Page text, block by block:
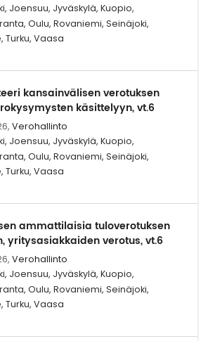
Joensuu, Jyväskylä, Kuopio,
Oulu, Rovaniemi, Seinäjoki,
Turku, Vaasa
kansainvälisen verotuksen
käsittelyyn, vt.6
Verohallinto
Joensuu, Jyväskylä, Kuopio,
Oulu, Rovaniemi, Seinäjoki,
Turku, Vaasa
ammattilaisia tuloverotuksen
yritysasiakkaiden verotus, vt.6
Verohallinto
Joensuu, Jyväskylä, Kuopio,
Oulu, Rovaniemi, Seinäjoki,
Turku, Vaasa